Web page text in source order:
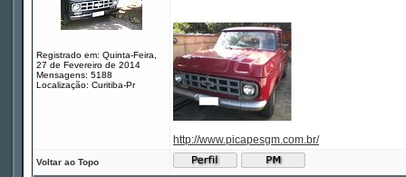
Registrado em: Quinta-Feira,
27 de Fevereiro de 2014
Mensagens: 5188
Localização: Curitiba-Pr
http://www.picapesgm.com.br/
Voltar ao Topo